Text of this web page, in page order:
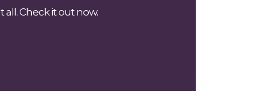
all. Check it out now.